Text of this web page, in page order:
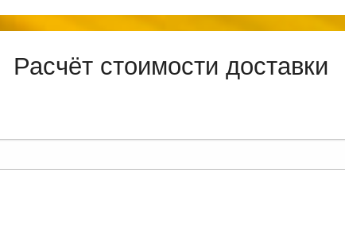
Расчёт стоимости доставки